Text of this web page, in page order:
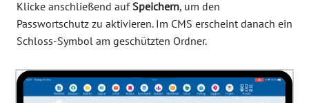
Klicke anschließend aufSpeichern, um den
Passwortschutz zu aktivieren. Im CMS erscheint danach ein
Schloss-Symbol am geschützten Ordner.